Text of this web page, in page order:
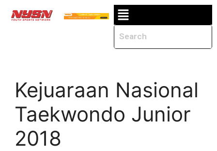
Kejuaraan Nasional
Taekwondo Junior
2018